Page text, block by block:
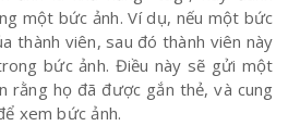
một bức ảnh. Ví dụ, nếu một bức
thành viên, sau đó thành viên này
bức ảnh. Điều này sẽ gửi một
rằng họ đã được gắn thẻ, và cung
xem bức ảnh.